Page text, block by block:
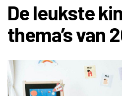
De leukste
thema’s van